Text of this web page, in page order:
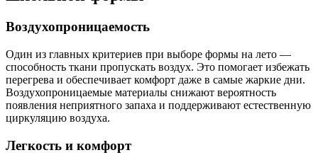
Воздухопроницаемость
Один из главных критериев при выборе формы на лето —
способность ткани пропускать воздух. Это помогает избежать
перегрева и обеспечивает комфорт даже в самые жаркие дни.
Воздухопроницаемые материалы снижают вероятность
появления неприятного запаха и поддерживают естественную
циркуляцию воздуха.
Легкость и комфорт